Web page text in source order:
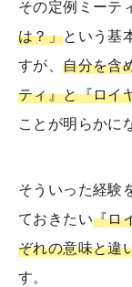
その定例ミーテ
は？」という基
すが、自分を含
ティ』と『ロイ
ことが明らかに
そういった経験
ておきたい『ロ
ぞれの意味と違
す。